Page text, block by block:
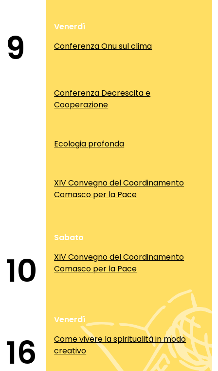
9
Venerdì
Conferenza Onu sul clima
Conferenza Decrescita e
Cooperazione
Ecologia profonda
XIV Convegno del Coordinamento
Comasco per la Pace
10
Sabato
XIV Convegno del Coordinamento
Comasco per la Pace
16
Venerdì
Come vivere la spiritualità in modo
creativo